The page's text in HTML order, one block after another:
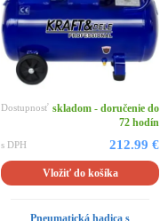
Dostupnosť skladom - doručenie do
72 hodín
s DPH 212.99 €
Vložiť do košíka